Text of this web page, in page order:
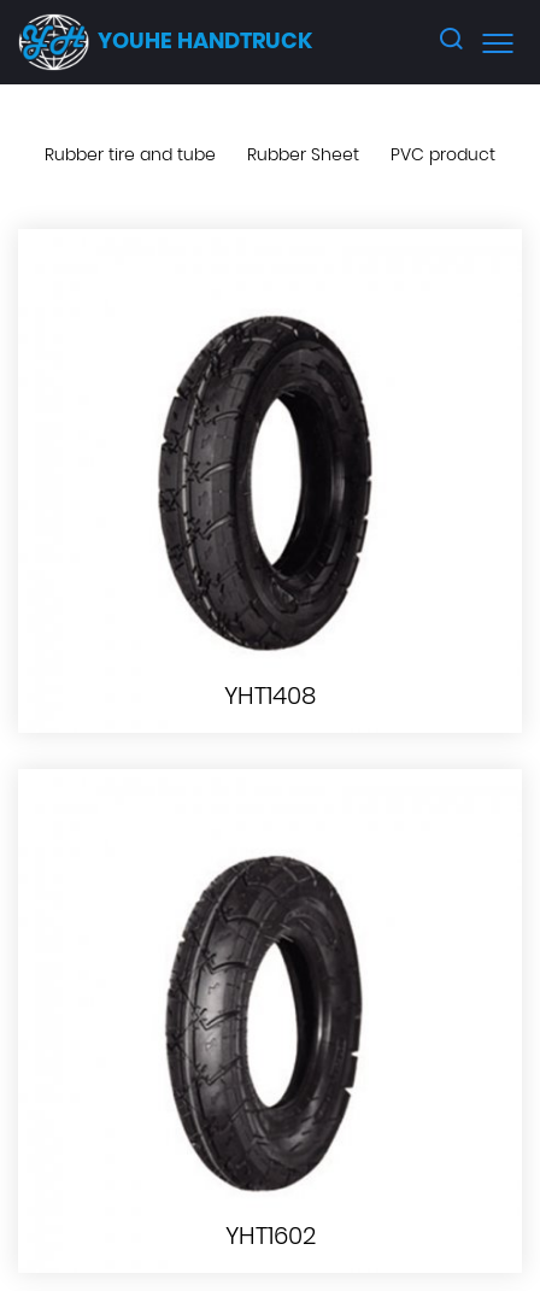
YOUHE HANDTRUCK
Rubber tire and tube Rubber Sheet PVC product
YHT1408
YHT1602